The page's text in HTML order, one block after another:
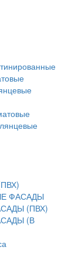
ФАСАДЫ
(ПВХ)
(В